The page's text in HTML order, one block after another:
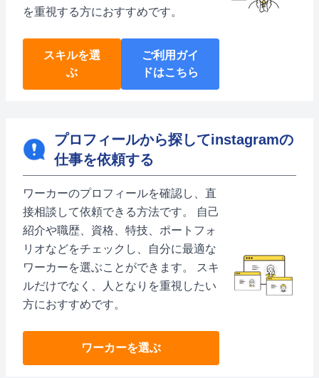
を重視する方におすすめです。
スキルを選
ぶ
ご利用ガイ
ドはこちら
プロフィールから探してinstagramの
仕事を依頼する
ワーカーのプロフィールを確認し、直
接相談して依頼できる方法です。 自己
紹介や職歴、資格、特技、ポートフォ
リオなどをチェックし、自分に最適な
ワーカーを選ぶことができます。 スキ
ルだけでなく、人となりを重視したい
方におすすめです。
ワーカーを選ぶ